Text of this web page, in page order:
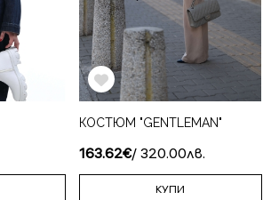
КОСТЮМ "GENTLEMAN"
163.62€/ 320.00лв.
КУПИ